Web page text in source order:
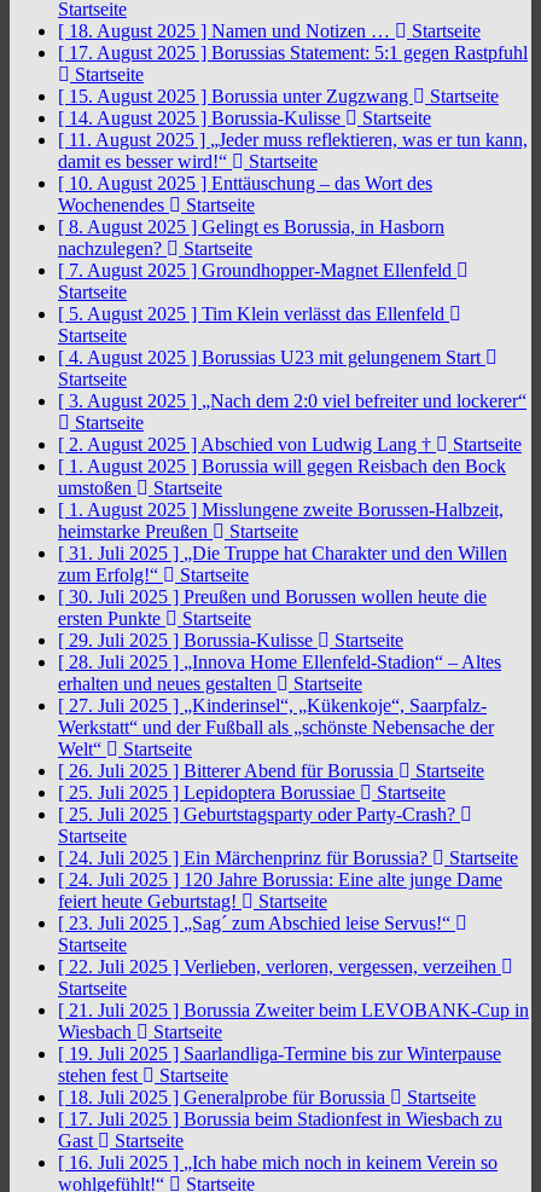
Startseite
[ 18. August 2025 ] Namen und Notizen …
Startseite
[ 17. August 2025 ] Borussias Statement: 5:1 gegen Rastpfuhl
Startseite
[ 15. August 2025 ] Borussia unter Zugzwang
Startseite
[ 14. August 2025 ] Borussia-Kulisse
Startseite
[ 11. August 2025 ] „Jeder muss reflektieren, was er tun kann,
damit es besser wird!“
Startseite
[ 10. August 2025 ] Enttäuschung – das Wort des
Wochenendes
Startseite
[ 8. August 2025 ] Gelingt es Borussia, in Hasborn
nachzulegen?
Startseite
[ 7. August 2025 ] Groundhopper-Magnet Ellenfeld
Startseite
[ 5. August 2025 ] Tim Klein verlässt das Ellenfeld
Startseite
[ 4. August 2025 ] Borussias U23 mit gelungenem Start
Startseite
[ 3. August 2025 ] „Nach dem 2:0 viel befreiter und lockerer“
Startseite
[ 2. August 2025 ] Abschied von Ludwig Lang †
Startseite
[ 1. August 2025 ] Borussia will gegen Reisbach den Bock
umstoßen
Startseite
[ 1. August 2025 ] Misslungene zweite Borussen-Halbzeit,
heimstarke Preußen
Startseite
[ 31. Juli 2025 ] „Die Truppe hat Charakter und den Willen
zum Erfolg!“
Startseite
[ 30. Juli 2025 ] Preußen und Borussen wollen heute die
ersten Punkte
Startseite
[ 29. Juli 2025 ] Borussia-Kulisse
Startseite
[ 28. Juli 2025 ] „Innova Home Ellenfeld-Stadion“ – Altes
erhalten und neues gestalten
Startseite
[ 27. Juli 2025 ] „Kinderinsel“, „Kükenkoje“, Saarpfalz-
Werkstatt“ und der Fußball als „schönste Nebensache der
Welt“
Startseite
[ 26. Juli 2025 ] Bitterer Abend für Borussia
Startseite
[ 25. Juli 2025 ] Lepidoptera Borussiae
Startseite
[ 25. Juli 2025 ] Geburtstagsparty oder Party-Crash?
Startseite
[ 24. Juli 2025 ] Ein Märchenprinz für Borussia?
Startseite
[ 24. Juli 2025 ] 120 Jahre Borussia: Eine alte junge Dame
feiert heute Geburtstag!
Startseite
[ 23. Juli 2025 ] „Sag´ zum Abschied leise Servus!“
Startseite
[ 22. Juli 2025 ] Verlieben, verloren, vergessen, verzeihen
Startseite
[ 21. Juli 2025 ] Borussia Zweiter beim LEVOBANK-Cup in
Wiesbach
Startseite
[ 19. Juli 2025 ] Saarlandliga-Termine bis zur Winterpause
stehen fest
Startseite
[ 18. Juli 2025 ] Generalprobe für Borussia
Startseite
[ 17. Juli 2025 ] Borussia beim Stadionfest in Wiesbach zu
Gast
Startseite
[ 16. Juli 2025 ] „Ich habe mich noch in keinem Verein so
wohlgefühlt!“
Startseite